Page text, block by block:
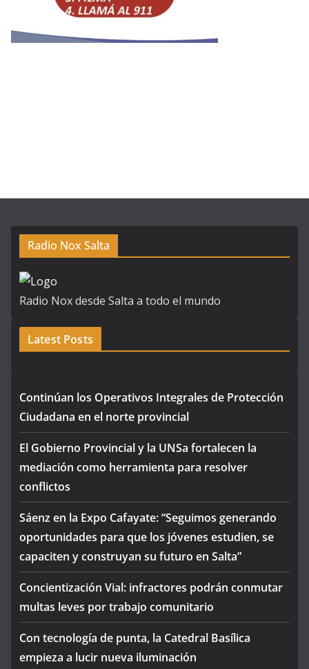
Radio Nox Salta
Radio Nox desde Salta a todo el mundo
Latest Posts
Continúan los Operativos Integrales de Protección
Ciudadana en el norte provincial
El Gobierno Provincial y la UNSa fortalecen la
mediación como herramienta para resolver
conflictos
Sáenz en la Expo Cafayate: “Seguimos generando
oportunidades para que los jóvenes estudien, se
capaciten y construyan su futuro en Salta”
Concientización Vial: infractores podrán conmutar
multas leves por trabajo comunitario
Con tecnología de punta, la Catedral Basílica
empieza a lucir nueva iluminación